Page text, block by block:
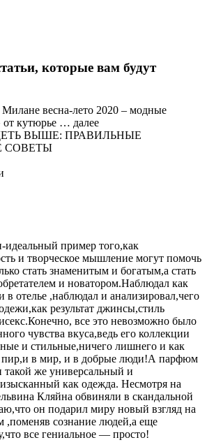
которые вам будут
весна-лето 2020 – модные
от кутюрье … далее
ВЫШЕ: ПРАВИЛЬНЫЕ
СОВЕТЫ
пример того,как
и творческое мышление могут помочь
стать знаменитым и богатым,а стать
и новатором.Наблюдал как
в отелье ,наблюдал и анализировал,чего
результат джинсы,стиль
все это невозможно было
чувства вкуса,ведь его коллекции
и стильные,ничего лишнего и как
пир,и в мир, и в добрые люди!А парфюм
же универсальный и
как одежда. Несмотря на
Кляйна обвиняли в скандальной
он подарил миру новый взгляд на
,поменяв сознание людей,а еще
все гениальное — просто!